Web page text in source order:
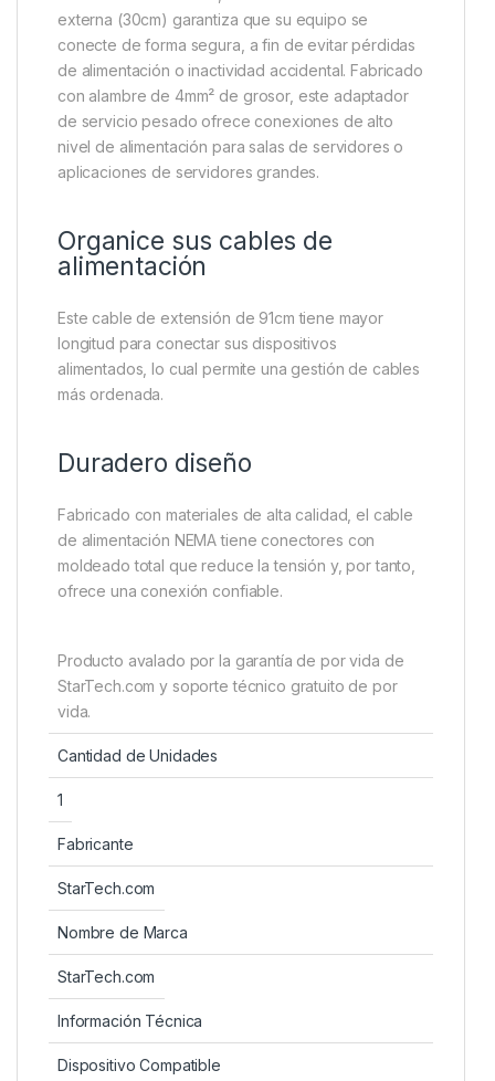
externa (30cm) garantiza que su equipo se
conecte de forma segura, a fin de evitar pérdidas
de alimentación o inactividad accidental. Fabricado
con alambre de 4mm² de grosor, este adaptador
de servicio pesado ofrece conexiones de alto
nivel de alimentación para salas de servidores o
aplicaciones de servidores grandes.
Organice sus cables de
alimentación
Este cable de extensión de 91cm tiene mayor
longitud para conectar sus dispositivos
alimentados, lo cual permite una gestión de cables
más ordenada.
Duradero diseño
Fabricado con materiales de alta calidad, el cable
de alimentación NEMA tiene conectores con
moldeado total que reduce la tensión y, por tanto,
ofrece una conexión confiable.
Producto avalado por la garantía de por vida de
StarTech.com y soporte técnico gratuito de por
vida.
Cantidad de Unidades
1
Fabricante
StarTech.com
Nombre de Marca
StarTech.com
Información Técnica
Dispositivo Compatible